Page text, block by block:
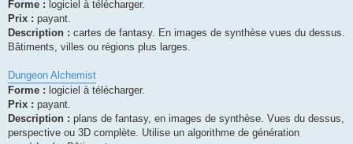
Forme : logiciel à télécharger.
Prix : payant.
Description : cartes de fantasy. En images de synthèse vues du dessus.
Bâtiments, villes ou régions plus larges.
Dungeon Alchemist
Forme : logiciel à télécharger.
Prix : payant.
Description : plans de fantasy, en images de synthèse. Vues du dessus,
perspective ou 3D complète. Utilise un algorithme de génération